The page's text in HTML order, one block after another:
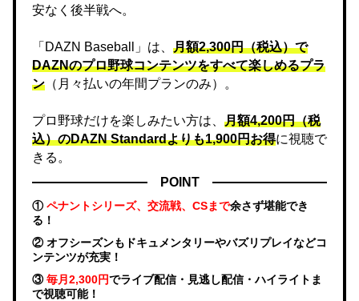
安なく後半戦へ。
「DAZN Baseball」は、 月額2,300円（税込）で
DAZNのプロ野球コンテンツをすべて楽しめるプラ
ン （月々払いの年間プランのみ）。
プロ野球だけを楽しみたい方は、 月額4,200円（税
込）のDAZN Standard​よりも1,900円お得に視聴で
きる。
POINT
①ペナントシリーズ、交流戦、CSまで余さず堪能でき
る！
② オフシーズンもドキュメンタリーやバズリプレイなどコ
ンテンツが充実！
③毎月2,300円でライブ配信・見逃し配信・ハイライトま
で視聴可能！